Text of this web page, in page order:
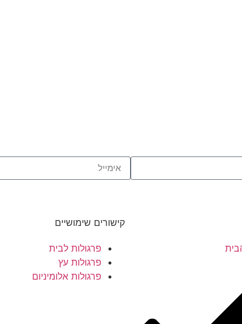
קישורים שימושיים
פרגולות לבית
פרגולות עץ
פרגולות אלומיניום